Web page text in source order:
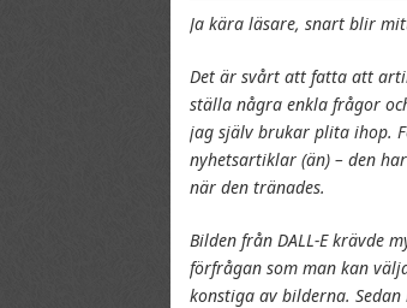
Ja kära läsare, snart blir
Det är svårt att fatta att
ställa några enkla frågor
jag själv brukar plita ihop.
nyhetsartiklar (än) – den
när den tränades.
Bilden från DALL-E krävde
förfrågan som man kan
konstiga av bilderna.